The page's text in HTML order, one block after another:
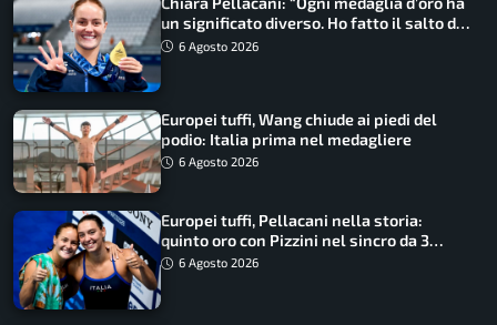
un significato diverso. Ho fatto il salto di
qualità”
6 Agosto 2026
Europei tuffi, Wang chiude ai piedi del
podio: Italia prima nel medagliere
6 Agosto 2026
Europei tuffi, Pellacani nella storia:
quinto oro con Pizzini nel sincro da 3
metri
6 Agosto 2026